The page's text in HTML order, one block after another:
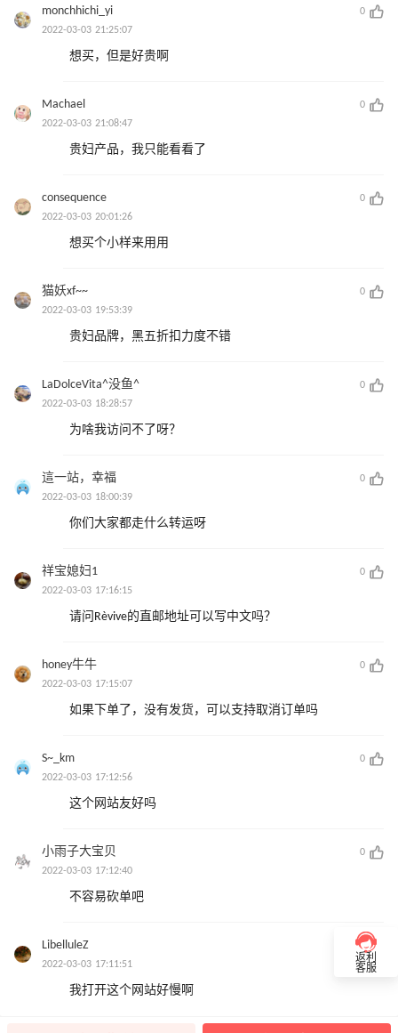
monchhichi_yi
0
2022-03-03 21:25:07
想买，但是好贵啊
Machael
0
2022-03-03 21:08:47
贵妇产品，我只能看看了
consequence
0
2022-03-03 20:01:26
想买个小样来用用
猫妖xf~~
0
2022-03-03 19:53:39
贵妇品牌，黑五折扣力度不错
LaDolceVita^没鱼^
0
2022-03-03 18:28:57
为啥我访问不了呀？
這一站，幸福
0
2022-03-03 18:00:39
你们大家都走什么转运呀
祥宝媳妇1
0
2022-03-03 17:16:15
请问Rèvive的直邮地址可以写中文吗？
honey牛牛
0
2022-03-03 17:15:07
如果下单了，没有发货，可以支持取消订单吗
S~_km
0
2022-03-03 17:12:56
这个网站友好吗
小雨子大宝贝
0
2022-03-03 17:12:40
不容易砍单吧
LibelluleZ
0
2022-03-03 17:11:51
我打开这个网站好慢啊
返利
客服